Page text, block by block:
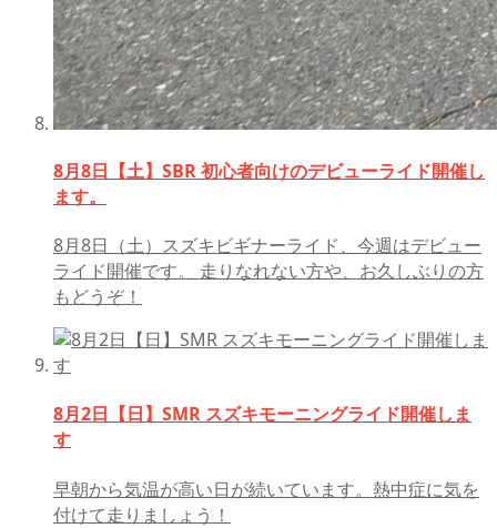
8月8日【土】SBR 初心者向けのデビューライド開催し
ます。
8月8日（土）スズキビギナーライド、今週はデビュー
ライド開催です。 走りなれない方や、お久しぶりの方
もどうぞ！
8月2日【日】SMR スズキモーニングライド開催しま
す
早朝から気温が高い日が続いています。熱中症に気を
付けて走りましょう！